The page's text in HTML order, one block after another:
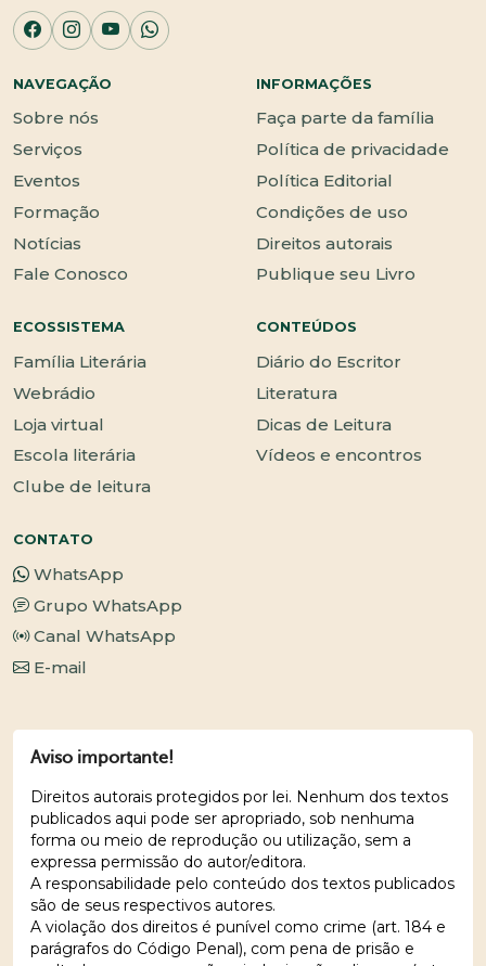
NAVEGAÇÃO
Sobre nós
Serviços
Eventos
Formação
Notícias
Fale Conosco
INFORMAÇÕES
Faça parte da família
Política de privacidade
Política Editorial
Condições de uso
Direitos autorais
Publique seu Livro
ECOSSISTEMA
Família Literária
Webrádio
Loja virtual
Escola literária
Clube de leitura
CONTEÚDOS
Diário do Escritor
Literatura
Dicas de Leitura
Vídeos e encontros
CONTATO
WhatsApp
Grupo WhatsApp
Canal WhatsApp
E-mail
Aviso importante!
Direitos autorais protegidos por lei. Nenhum dos textos
publicados aqui pode ser apropriado, sob nenhuma
forma ou meio de reprodução ou utilização, sem a
expressa permissão do autor/editora.
A responsabilidade pelo conteúdo dos textos publicados
são de seus respectivos autores.
A violação dos direitos é punível como crime (art. 184 e
parágrafos do Código Penal), com pena de prisão e